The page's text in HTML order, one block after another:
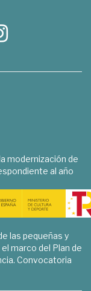
modernización de
al año
las pequeñas y
marco del Plan de
Convocatoria